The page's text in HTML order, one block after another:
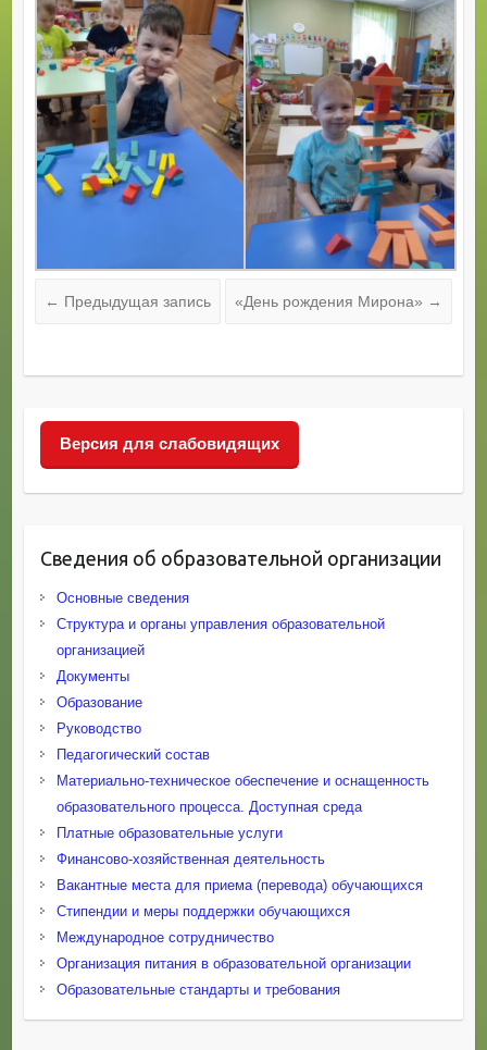
← Предыдущая запись «День рождения Мирона» →
Версия для слабовидящих
Сведения об образовательной организации
Основные сведения
Структура и органы управления образовательной
организацией
Документы
Образование
Руководство
Педагогический состав
Материально-техническое обеспечение и оснащенность
образовательного процесса. Доступная среда
Платные образовательные услуги
Финансово-хозяйственная деятельность
Вакантные места для приема (перевода) обучающихся
Стипендии и меры поддержки обучающихся
Международное сотрудничество
Организация питания в образовательной организации
Образовательные стандарты и требования